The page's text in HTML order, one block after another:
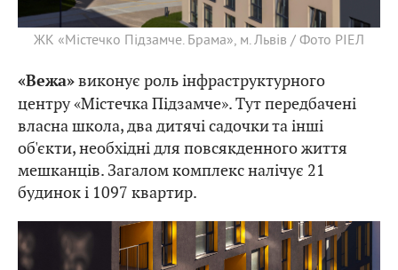
ЖК «Містечко Підзамче. Брама», м. Львів / Фото РІЕЛ
«Вежа»виконує роль інфраструктурного
центру «Містечка Підзамче». Тут передбачені
власна школа, два дитячі садочки та інші
об'єкти, необхідні для повсякденного життя
мешканців. Загалом комплекс налічує 21
будинок і 1097 квартир.